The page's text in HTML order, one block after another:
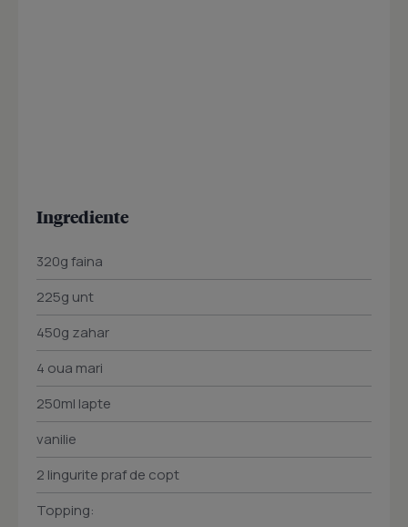
Ingrediente
320g faina
225g unt
450g zahar
4 oua mari
250ml lapte
vanilie
2 lingurite praf de copt
Topping: